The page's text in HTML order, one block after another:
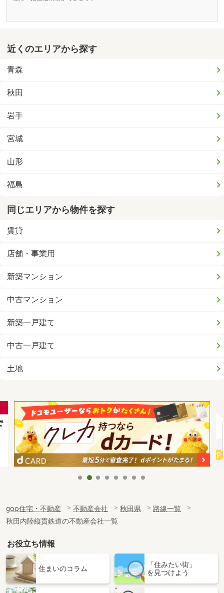
近くのエリアから探す
青森
秋田
岩手
宮城
山形
福島
同じエリアから物件を探す
賃貸
店舗・事業用
新築マンション
中古マンション
新築一戸建て
中古一戸建て
土地
goo住宅・不動産 不動産会社 秋田県
路線一覧
秋田内陸縦貫鉄道の不動産会社一覧
お役立ち情報
住まいのコラム
「住みたい街」
を見つけよう